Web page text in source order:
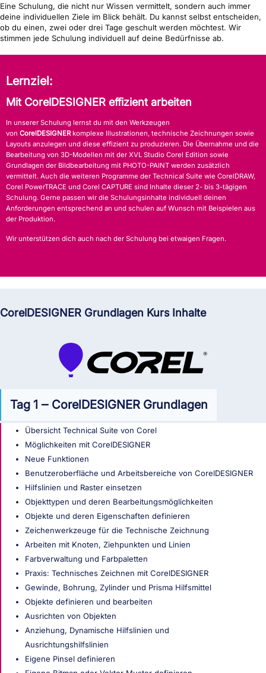
Eine Schulung, die nicht nur Wissen vermittelt, sondern auch immer
deine individuellen Ziele im Blick behält. Du kannst selbst entscheiden,
ob du einen, zwei oder drei Tage geschult werden möchtest. Wir
stimmen jede Schulung individuell auf deine Bedürfnisse ab.
Lernziel:
Mit CorelDESIGNER effizient arbeiten
In unserer Schulung lernst du mit den Werkzeugen
von CorelDESIGNERkomplexe Illustrationen, technische Zeichnungen sowie
Layouts anzulegen und diese effizient zu produzieren. Die Übernahme und die
Bearbeitung von 3D-Modellen mit der XVL Studio Corel Edition sowie
Grundlagen der Bildbearbeitung mit PHOTO-PAINT werden zusätzlich
vermittelt. Auch die weiteren Programme der Technical Suite wie CorelDRAW,
Corel PowerTRACE und Corel CAPTURE sind Inhalte dieser 2- bis 3-tägigen
Schulung. Gerne passen wir die Schulungsinhalte individuell deinen
Anforderungen entsprechend an und schulen auf Wunsch mit Beispielen aus
der Produktion.
Wir unterstützen dich auch nach der Schulung bei etwaigen Fragen.
CorelDESIGNER Grundlagen Kurs Inhalte
Tag 1 ‒ CorelDESIGNER Grundlagen
Übersicht Technical Suite von Corel
Möglichkeiten mit CorelDESIGNER
Neue Funktionen
Benutzeroberfläche und Arbeitsbereiche von CorelDESIGNER
Hilfslinien und Raster einsetzen
Objekttypen und deren Bearbeitungsmöglichkeiten
Objekte und deren Eigenschaften definieren
Zeichenwerkzeuge für die Technische Zeichnung
Arbeiten mit Knoten, Ziehpunkten und Linien
Farbverwaltung und Farbpaletten
Praxis: Technisches Zeichnen mit CorelDESIGNER
Gewinde, Bohrung, Zylinder und Prisma Hilfsmittel
Objekte definieren und bearbeiten
Ausrichten von Objekten
Anziehung, Dynamische Hilfslinien und
Ausrichtungshilfslinien
Eigene Pinsel definieren